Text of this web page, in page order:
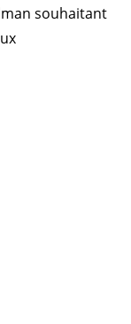
souhaitant